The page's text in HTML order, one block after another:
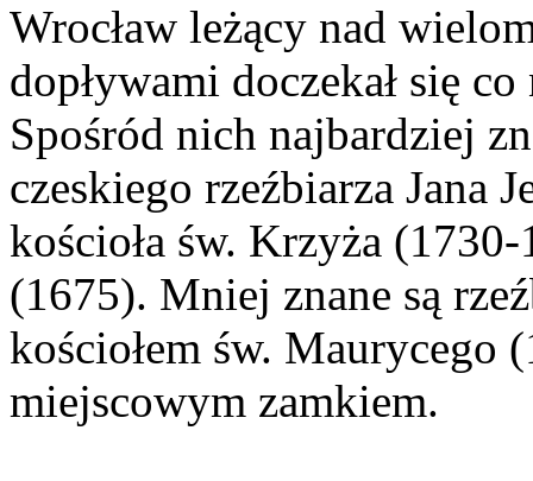
Wrocław leżący nad
dopływami doczekał się
Spośród nich najbardziej
czeskiego rzeźbiarza Jana
kościoła św. Krzyża
(1675). Mniej znane są
kościołem św. Maurycego
miejscowym zamkiem.